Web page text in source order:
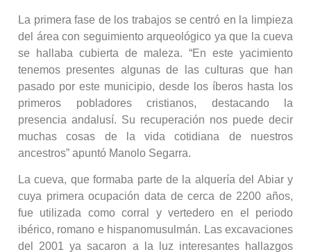
La primera fase de los trabajos se centró en la limpieza
del área con seguimiento arqueológico ya que la cueva
se hallaba cubierta de maleza. “En este yacimiento
tenemos presentes algunas de las culturas que han
pasado por este municipio, desde los íberos hasta los
primeros pobladores cristianos, destacando la
presencia andalusí. Su recuperación nos puede decir
muchas cosas de la vida cotidiana de nuestros
ancestros” apuntó Manolo Segarra.
La cueva, que formaba parte de la alquería del Abiar y
cuya primera ocupación data de cerca de 2200 años,
fue utilizada como corral y vertedero en el periodo
ibérico, romano e hispanomusulmán. Las excavaciones
del 2001 ya sacaron a la luz interesantes hallazgos